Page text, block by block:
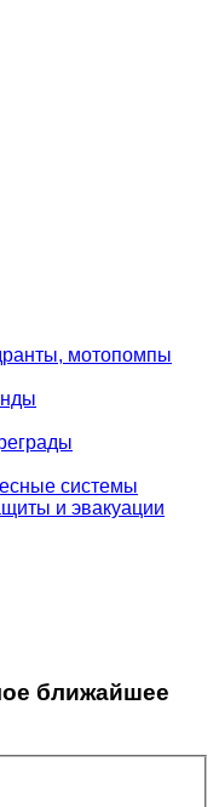
мотопомпы
системы
и эвакуации
ближайшее